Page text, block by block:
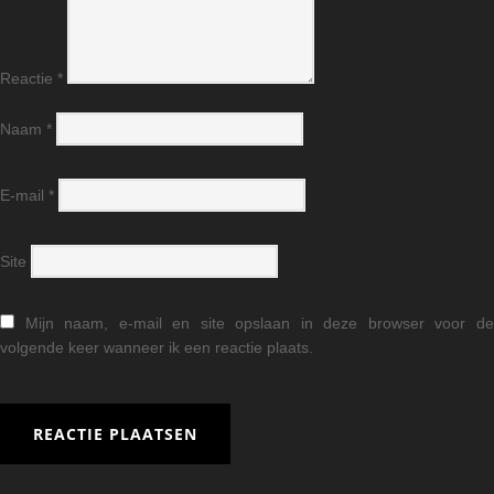
Reactie *
Naam *
E-mail *
Site
Mijn naam, e-mail en site opslaan in deze browser voor de
volgende keer wanneer ik een reactie plaats.